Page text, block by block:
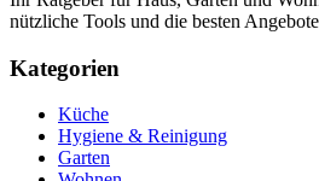
nützliche Tools und die besten
Kategorien
Küche
Hygiene & Reinigung
Garten